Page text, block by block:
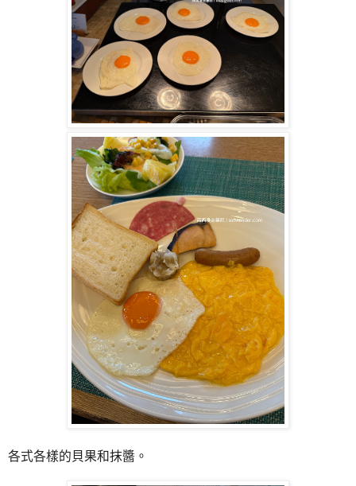
各式各樣的貝果和抹醬。